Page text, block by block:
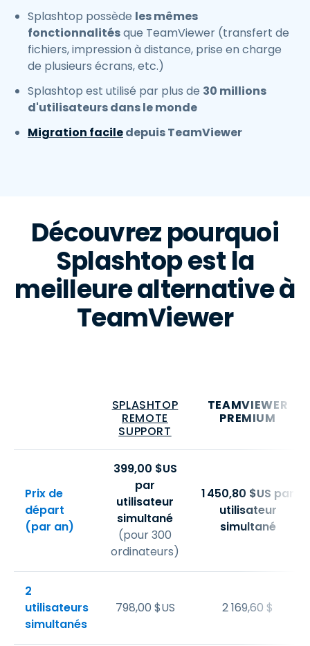
Splashtop possède les mêmes
fonctionnalitésque TeamViewer (transfert de
fichiers, impression à distance, prise en charge
de plusieurs écrans, etc.)
Splashtop est utilisé par plus de 30 millions
d'utilisateurs dans le monde
Migration faciledepuis TeamViewer
Découvrez pourquoi
Splashtop est la
meilleure alternative à
TeamViewer
SPLASHTOP
REMOTE
SUPPORT
TEAMVIEWER
PREMIUM
Prix de
départ
(par an)
399,00 $US
par
utilisateur
simultané
(pour 300
ordinateurs)
1450,80 $US par
utilisateur
simultané
2
utilisateurs
simultanés
798,00 $US 2 169,60 $